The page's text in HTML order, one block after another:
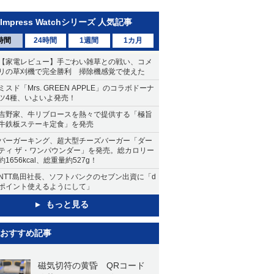
Impress Watchシリーズ 人気記事
間 24時間 1週間 1カ月
家電レビュー】手ごわい雑草との戦い、コメ
の草刈機で完全勝利 掃除機感覚で使えた
スド「Mrs. GREEN APPLE」のコラボドーナ
4種、いよいよ発売！
野家、牛リブロースを熱々で提供する「極旨
鉄板ステーキ定食」を発売
ーガーキング、超大型チーズバーガー「ダー
ィ ザ・ワンパウンダー」を発売。総カロリー
1656kcal、総重量約527g！
島田社長、ソフトバンクのセブン出資に「d
イント使えるようにして」
もっと見る
おすすめ記事
磁気切符の黄昏 QRコード